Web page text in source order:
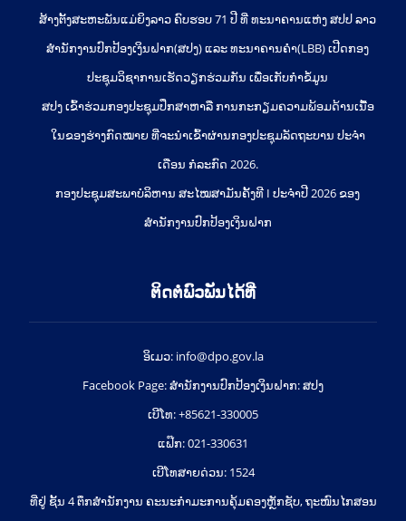
ສ້າງຕັ້ງສະຫະພັນແມ່ຍິງລາວ ຄົບຮອບ 71 ປີ ທີ່ ທະນາຄານແຫ່ງ ສປປ ລາວ
ສຳນັກງານປົກປ້ອງເງິນຝາກ(ສປງ) ແລະ ທະນາຄານຄຳ(LBB) ເປີດກອງ
ປະຊຸມວິຊາການເຮັດວຽກຮ່ວມກັນ ເພື່ອເກັບກຳຂໍ້ມູນ
ສປງ ເຂົ້າຮ່ວມກອງປະຊຸມປຶກສາຫາລື ການກະກຽມຄວາມພ້ອມດ້ານເນື້ອ
ໃນຂອງຮ່າງກົດໝາຍ ທີ່ຈະນໍາເຂົ້າຜ່ານກອງປະຊຸມລັດຖະບານ ປະຈໍາ
ເດືອນ ກໍລະກົດ 2026.
ກອງປະຊຸມສະພາບໍລິຫານ ສະໄໝສາມັນຄັ້ງທີ I ປະຈຳປີ 2026 ຂອງ
ສຳນັກງານປົກປ້ອງເງິນຝາກ
ຕິດຕໍ່ພົວພັນໄດ້ທີ່
ອິເມວ: info@dpo.gov.la
Facebook Page: ສໍານັກງານປົກປ້ອງເງິນຝາກ: ສປງ
ເບີໂທ: +85621-330005
ແຟ໊ກ: 021-330631
ເບີໂທສາຍດ່ວນ: 1524
ທີ່ຢູ່ ຊັ້ນ 4 ຕຶກສຳນັກງານ ຄະນະກຳມະການຄຸ້ມຄອງຫຼັກຊັບ, ຖະໜົນໄກສອນ